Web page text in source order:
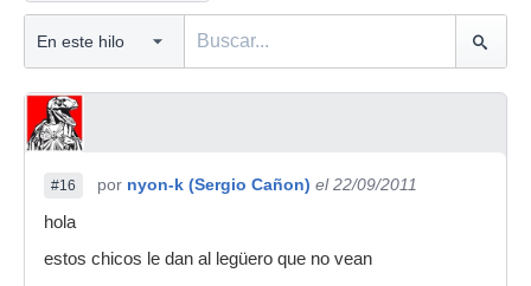
#16 por nyon-k (Sergio Cañon) el 22/09/2011
hola
estos chicos le dan al legüero que no vean